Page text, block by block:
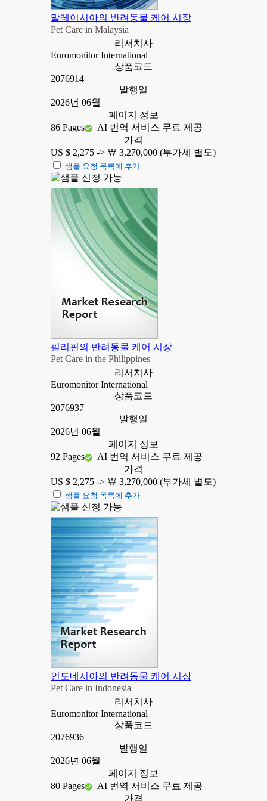
말레이시아의 반려동물 케어 시장
Pet Care in Malaysia
리서치사
Euromonitor International
상품코드
2076914
발행일
2026년 06월
페이지 정보
86 Pages
AI 번역 서비스 무료 제공
가격
US $ 2,275 -> ￦ 3,270,000 (부가세 별도)
샘플 요청 목록에 추가
필리핀의 반려동물 케어 시장
Pet Care in the Philippines
리서치사
Euromonitor International
상품코드
2076937
발행일
2026년 06월
페이지 정보
92 Pages
AI 번역 서비스 무료 제공
가격
US $ 2,275 -> ￦ 3,270,000 (부가세 별도)
샘플 요청 목록에 추가
인도네시아의 반려동물 케어 시장
Pet Care in Indonesia
리서치사
Euromonitor International
상품코드
2076936
발행일
2026년 06월
페이지 정보
80 Pages
AI 번역 서비스 무료 제공
가격